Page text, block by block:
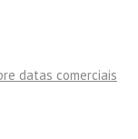
datas comerciais